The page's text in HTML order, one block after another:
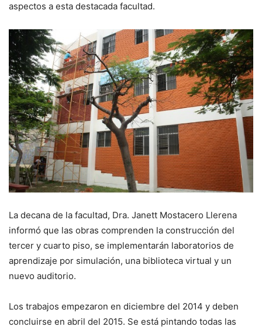
aspectos a esta destacada facultad.
La decana de la facultad, Dra. Janett Mostacero Llerena
informó que las obras comprenden la construcción del
tercer y cuarto piso, se implementarán laboratorios de
aprendizaje por simulación, una biblioteca virtual y un
nuevo auditorio.
Los trabajos empezaron en diciembre del 2014 y deben
concluirse en abril del 2015. Se está pintando todas las